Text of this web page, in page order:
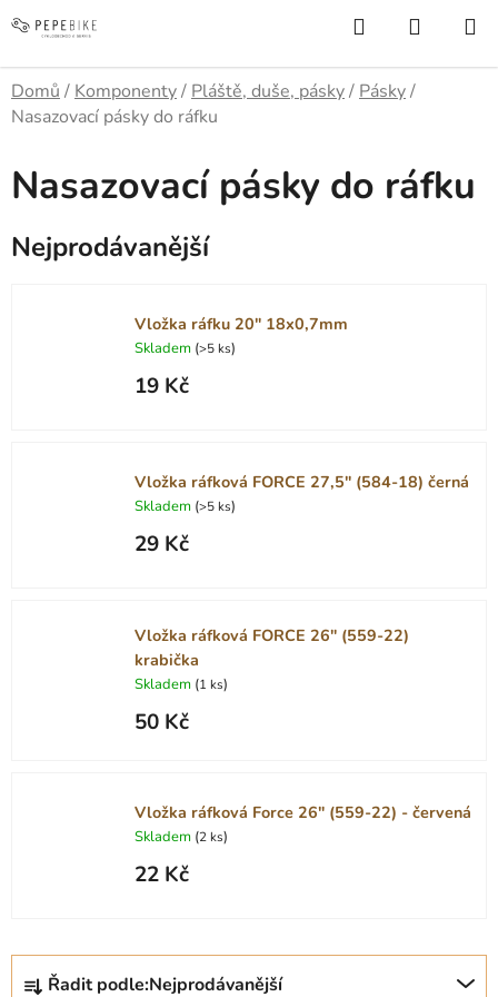
na
Hledat
KOŠÍK
Domů / Komponenty/ Pláště, duše, pásky/ Pásky/
Nasazovací pásky do ráfku
Nasazovací pásky do ráfku
Nejprodávanější
Vložka ráfku 20" 18x0,7mm
Skladem (>5 ks)
19 Kč
Vložka ráfková FORCE 27,5" (584-18) černá
Skladem (>5 ks)
29 Kč
Vložka ráfková FORCE 26" (559-22)
krabička
Skladem (1 ks)
50 Kč
Vložka ráfková Force 26" (559-22) - červená
Skladem (2 ks)
22 Kč
Ř
Řadit podle:Nejprodávanější